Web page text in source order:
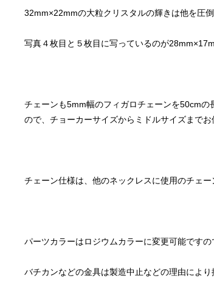
チェーンも5mm幅のフィガロチェーンを50cm